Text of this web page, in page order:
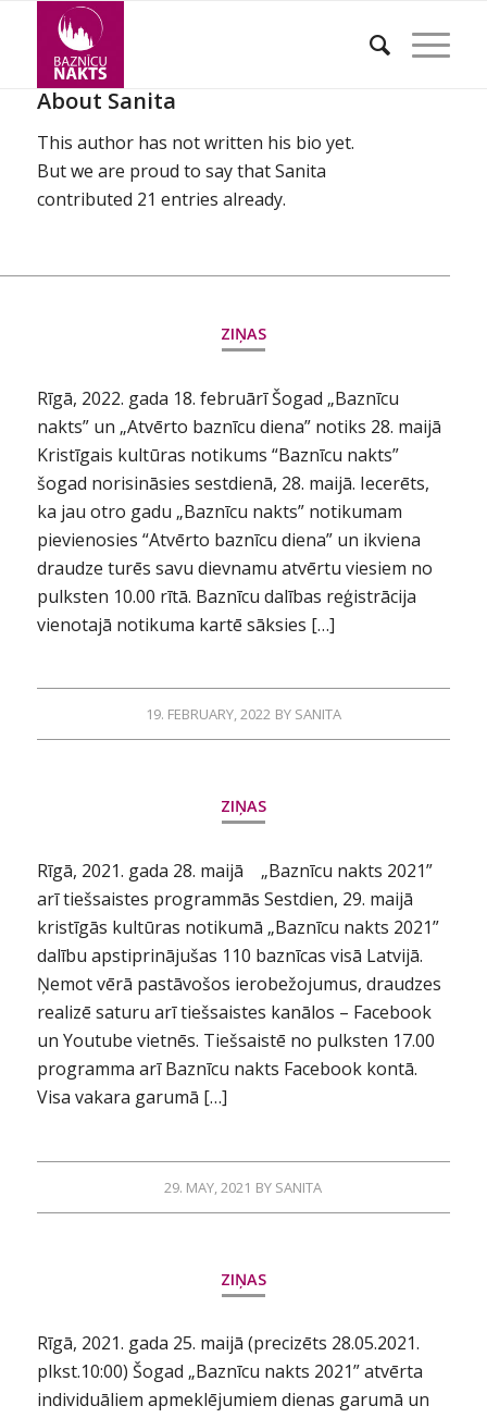
About Sanita
This author has not written his bio yet.
But we are proud to say thatSanita
contributed 21 entries already.
ZIŅAS
Rīgā, 2022. gada 18. februārī Šogad „Baznīcu
nakts” un „Atvērto baznīcu diena” notiks 28. maijā
Kristīgais kultūras notikums “Baznīcu nakts”
šogad norisināsies sestdienā, 28. maijā. Iecerēts,
ka jau otro gadu „Baznīcu nakts” notikumam
pievienosies “Atvērto baznīcu diena” un ikviena
draudze turēs savu dievnamu atvērtu viesiem no
pulksten 10.00 rītā. Baznīcu dalības reģistrācija
vienotajā notikuma kartē sāksies […]
19. FEBRUARY, 2022 BY SANITA
ZIŅAS
Rīgā, 2021. gada 28. maijā „Baznīcu nakts 2021”
arī tiešsaistes programmās Sestdien, 29. maijā
kristīgās kultūras notikumā „Baznīcu nakts 2021”
dalību apstiprinājušas 110 baznīcas visā Latvijā.
Ņemot vērā pastāvošos ierobežojumus, draudzes
realizē saturu arī tiešsaistes kanālos – Facebook
un Youtube vietnēs. Tiešsaistē no pulksten 17.00
programma arī Baznīcu nakts Facebook kontā.
Visa vakara garumā […]
29. MAY, 2021 BY SANITA
ZIŅAS
Rīgā, 2021. gada 25. maijā (precizēts 28.05.2021.
plkst.10:00) Šogad „Baznīcu nakts 2021” atvērta
individuāliem apmeklējumiem dienas garumā un